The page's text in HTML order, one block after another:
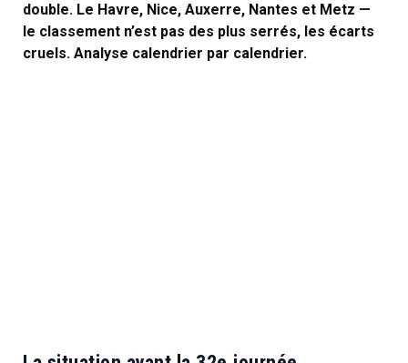
double. Le Havre, Nice, Auxerre, Nantes et Metz —
le classement n’est pas des plus serrés, les écarts
cruels. Analyse calendrier par calendrier.